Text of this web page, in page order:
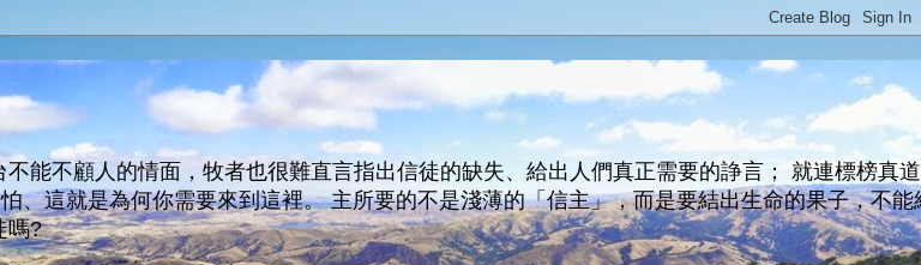
能不顧人的情面，牧者也很難直言指出信徒的缺失、給出人們真正需要的諍言； 就連標榜真
、這就是為何你需要來到這裡。 主所要的不是淺薄的「信主」，而是要結出生命的果子，不能
嗎?